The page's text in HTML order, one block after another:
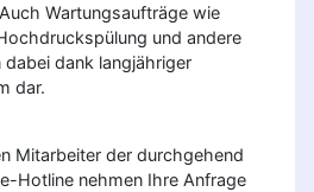
Wartungsaufträge wie
und andere
dank langjähriger
dar.
Mitarbeiter der durchgehend
Hotline nehmen Ihre Anfrage